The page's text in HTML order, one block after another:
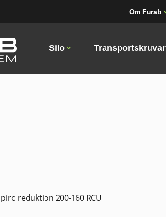
Om Furab
Silo Transportskruvar
reduktion 200-160 RCU